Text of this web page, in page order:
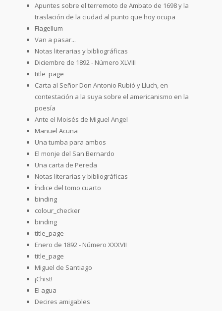
Apuntes sobre el terremoto de Ambato de 1698 y la
traslación de la ciudad al punto que hoy ocupa
Flagellum
Van a pasar...
Notas literarias y bibliográficas
Diciembre de 1892 - Número XLVIII
title_page
Carta al Señor Don Antonio Rubió y Lluch, en
contestación a la suya sobre el americanismo en la
poesía
Ante el Moisés de Miguel Angel
Manuel Acuña
Una tumba para ambos
El monje del San Bernardo
Una carta de Pereda
Notas literarias y bibliográficas
Índice del tomo cuarto
binding
colour_checker
binding
title_page
Enero de 1892 - Número XXXVII
title_page
Miguel de Santiago
¡Chist!
El agua
Decires amigables